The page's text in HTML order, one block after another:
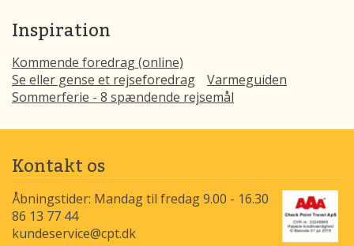
Inspiration
Kommende foredrag (online)
Se eller gense et rejseforedrag
Varmeguiden
Sommerferie - 8 spændende rejsemål
Kontakt os
Åbningstider: Mandag til fredag 9.00 - 16.30
86 13 77 44
kundeservice@cpt.dk